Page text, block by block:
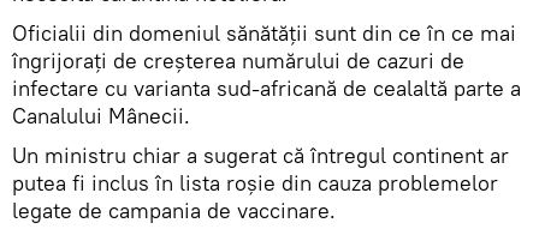
Oficialii din domeniul sănătății sunt din ce în ce mai
îngrijorați de creșterea numărului de cazuri de
infectare cu varianta sud-africană de cealaltă parte a
Canalului Mânecii.
Un ministru chiar a sugerat că întregul continent ar
putea fi inclus în lista roșie din cauza problemelor
legate de campania de vaccinare.